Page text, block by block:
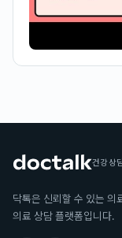
건강상
닥톡은 신뢰할 수 있는 의
의료 상담 플랫폼입니다.